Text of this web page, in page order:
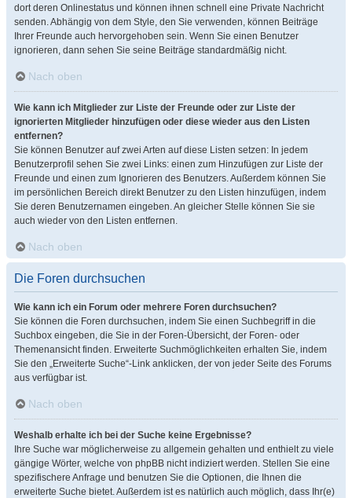
dort deren Onlinestatus und können ihnen schnell eine Private Nachricht
senden. Abhängig von dem Style, den Sie verwenden, können Beiträge
Ihrer Freunde auch hervorgehoben sein. Wenn Sie einen Benutzer
ignorieren, dann sehen Sie seine Beiträge standardmäßig nicht.
Nach oben
Wie kann ich Mitglieder zur Liste der Freunde oder zur Liste der
ignorierten Mitglieder hinzufügen oder diese wieder aus den Listen
entfernen?
Sie können Benutzer auf zwei Arten auf diese Listen setzen: In jedem
Benutzerprofil sehen Sie zwei Links: einen zum Hinzufügen zur Liste der
Freunde und einen zum Ignorieren des Benutzers. Außerdem können Sie
im persönlichen Bereich direkt Benutzer zu den Listen hinzufügen, indem
Sie deren Benutzernamen eingeben. An gleicher Stelle können Sie sie
auch wieder von den Listen entfernen.
Nach oben
Die Foren durchsuchen
Wie kann ich ein Forum oder mehrere Foren durchsuchen?
Sie können die Foren durchsuchen, indem Sie einen Suchbegriff in die
Suchbox eingeben, die Sie in der Foren-Übersicht, der Foren- oder
Themenansicht finden. Erweiterte Suchmöglichkeiten erhalten Sie, indem
Sie den „Erweiterte Suche“-Link anklicken, der von jeder Seite des Forums
aus verfügbar ist.
Nach oben
Weshalb erhalte ich bei der Suche keine Ergebnisse?
Ihre Suche war möglicherweise zu allgemein gehalten und enthielt zu viele
gängige Wörter, welche von phpBB nicht indiziert werden. Stellen Sie eine
spezifischere Anfrage und benutzen Sie die Optionen, die Ihnen die
erweiterte Suche bietet. Außerdem ist es natürlich auch möglich, dass Ihr(e)